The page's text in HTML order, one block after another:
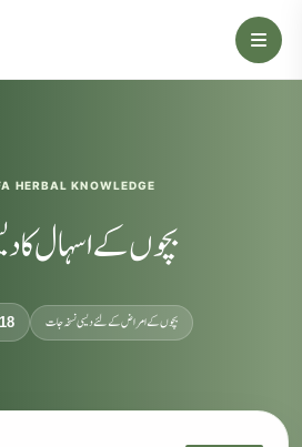
HERBAL KNOWLEDGE
بچوں کے اسہال کا
بچوں کے امراض کے لئے دیسی نسخہ جات